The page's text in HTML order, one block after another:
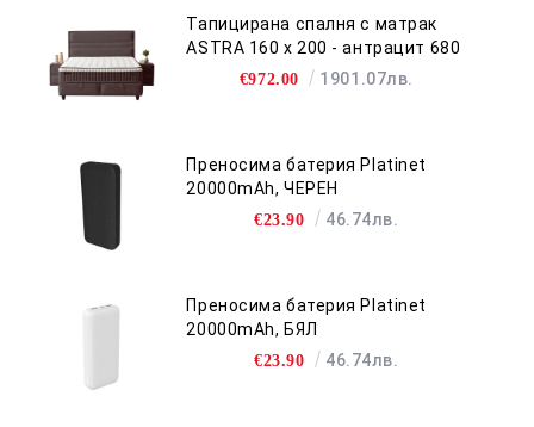
Тапицирана спалня с матрак
ASTRA 160 x 200 - антрацит 680
€972.00 1901.07лв.
Преносима батерия Platinet
20000mAh, ЧЕРЕН
€23.90 46.74лв.
Преносима батерия Platinet
20000mAh, БЯЛ
€23.90 46.74лв.